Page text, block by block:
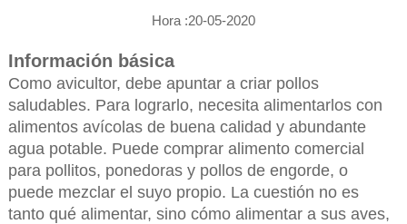
Hora :20-05-2020
Información básica
Como avicultor, debe apuntar a criar pollos
saludables. Para lograrlo, necesita alimentarlos con
alimentos avícolas de buena calidad y abundante
agua potable. Puede comprar alimento comercial
para pollitos, ponedoras y pollos de engorde, o
puede mezclar el suyo propio. La cuestión no es
tanto qué alimentar, sino cómo alimentar a sus aves,